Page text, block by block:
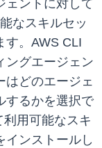
ェントに対して
なスキルセッ
す。AWS CLI
ングエージェン
はどのエージェ
するかを選択で
用可能なスキ
インストールし